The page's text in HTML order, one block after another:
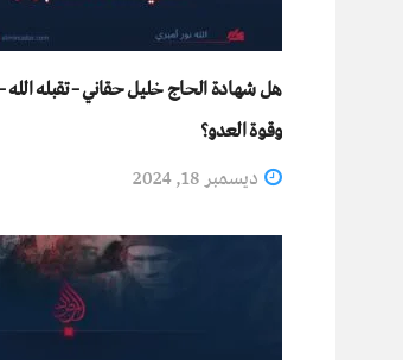
هل شهادة الحاج خليل حقاني – تقبله
وقوة العدو؟
ديسمبر 18, 2024